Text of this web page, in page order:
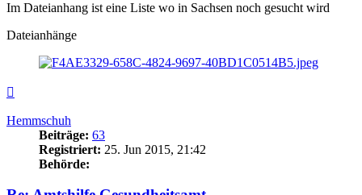
Im Dateianhang ist eine Liste wo in Sachsen noch gesucht wird
Dateianhänge
Hemmschuh
Beiträge: 63
Registriert: 25. Jun 2015, 21:42
Behörde: